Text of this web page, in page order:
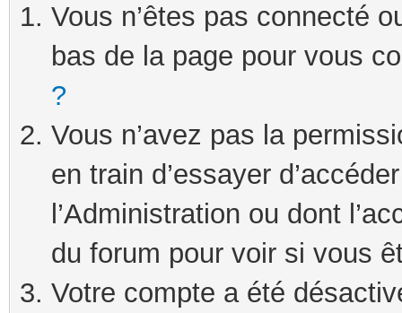
Vous n’êtes pas connecté
bas de la page pour vous
?
Vous n’avez pas la
en train d’essayer
l’Administration ou dont
du forum pour voir si vous
Votre compte a été